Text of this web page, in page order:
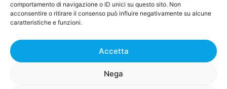
comportamento di navigazione o ID unici su questo sito. Non
acconsentire o ritirare il consenso può influire negativamente su alcune
caratteristiche e funzioni.
Accetta
Nega
Controllo
scadenze
Prenota la Demo
gratuita
Uno dei nostri esperti sarà a disposizione
per rispondere a tutte le tue domande e